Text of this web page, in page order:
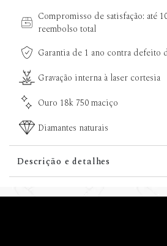
Compromisso de satisfação: até
reembolso total
Garantia de 1 ano contra defeito
Gravação interna à laser cortesia
Ouro 18k 750 maciço
Diamantes naturais
Descrição e detalhes